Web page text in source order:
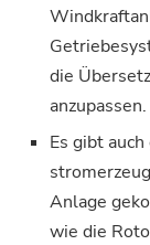
die
anzupassen.
Es gibt
Anlage
wie die